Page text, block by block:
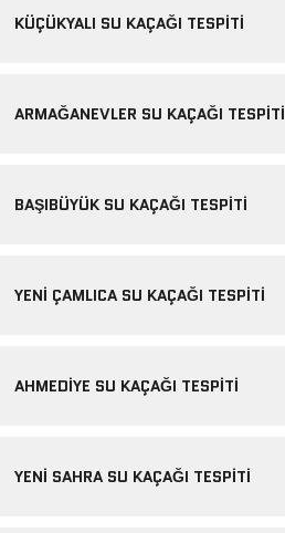
KÜÇÜKYALI SU KAÇAĞI TESPITI
ARMAĞANEVLER SU KAÇAĞI TESPITI
BAŞIBÜYÜK SU KAÇAĞI TESPITI
YENI ÇAMLICA SU KAÇAĞI TESPITI
AHMEDIYE SU KAÇAĞI TESPITI
YENI SAHRA SU KAÇAĞI TESPITI